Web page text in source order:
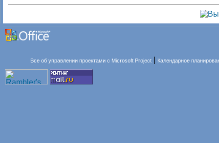
Все об управлении проектами с Microsoft Project Календарное